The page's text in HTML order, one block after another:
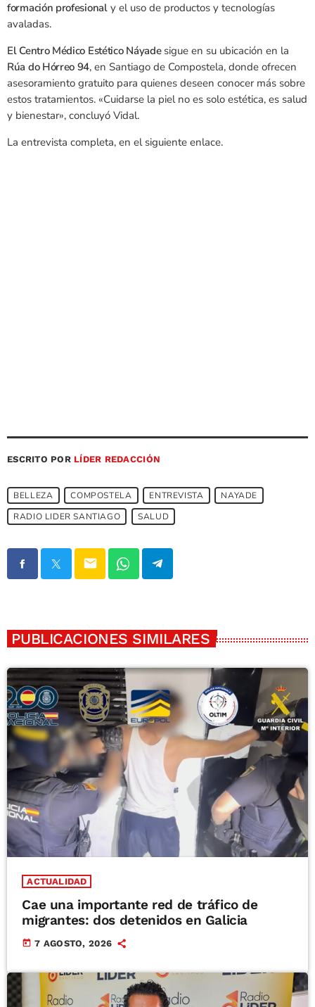
formación profesionaly el uso de productos y tecnologías
avaladas.
El Centro Médico Estético Náyadesigue en su ubicación en la
Rúa do Hórreo 94, en Santiago de Compostela, donde ofrecen
asesoramiento gratuito para quienes deseen conocer más sobre
estos tratamientos. «Cuidarse la piel no es solo estética, es salud
y bienestar», concluyó Vidal.
La entrevista completa, en el siguiente enlace.
ESCRITO POR LÍDER REDACCIÓN
BELLEZA COMPOSTELA ENTREVISTA
NAYADE
RADIO LIDER SANTIAGO
SALUD
email
PUBLICACIONES SIMILARES
ACTUALIDAD
Cae una importante red de tráfico de
migrantes: dos detenidos en Galicia
today 7 AGOSTO, 2026